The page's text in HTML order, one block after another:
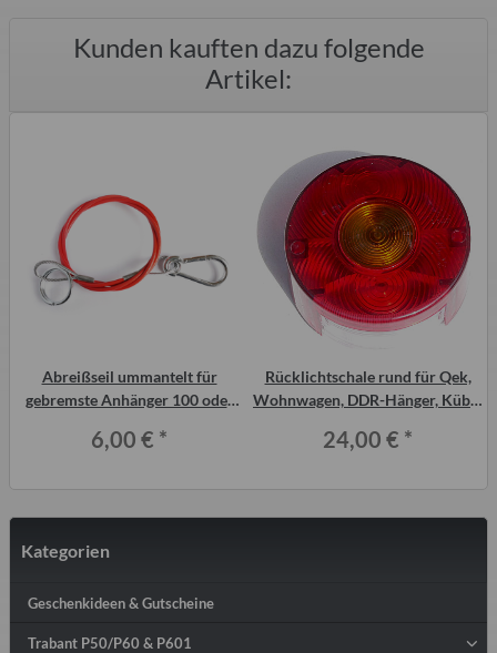
Kunden kauften dazu folgende
Artikel:
Abreißseil ummantelt für
gebremste Anhänger 100 oder
6,00 € *
Rücklichtschale rund für Qek,
Wohnwagen, DDR-Hänger, Kübel
Kennzeichenbeleuchtung
24,00 € *
Kategorien
Geschenkideen & Gutscheine
Trabant P50/P60 & P601